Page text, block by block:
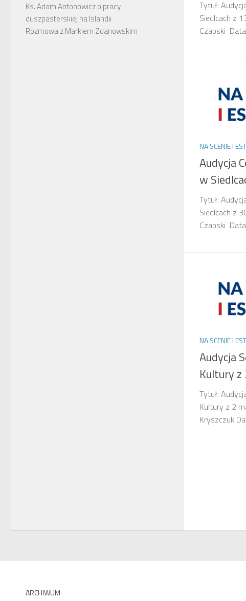
Tytuł:
Siedlcach z
Czapski
NA SCENIE I
Audycja
w
Tytuł:
Siedlcach z
Czapski
NA SCENIE I
Audycja
Kultury z
Tytuł:
Kultury z 2
Kryszczuk
Ks. Adam Antonowicz o pracy
duszpasterskiej na Islandii
Rozmowa z Markiem Zdanowskim
ARCHIWUM